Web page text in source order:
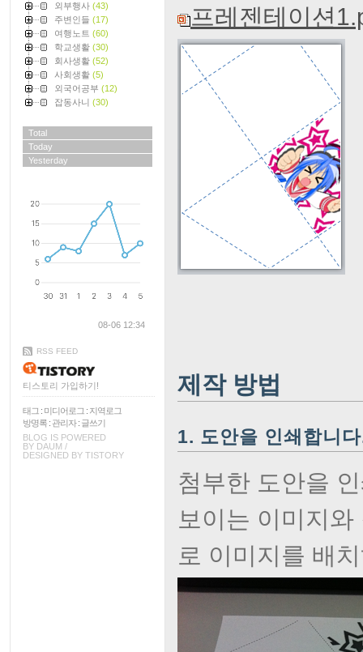
외부행사 (43)
주변인들 (17)
여행노트 (60)
학교생활 (30)
회사생활 (52)
사회생활 (5)
외국어공부 (12)
잡동사니 (30)
Total
Today
Yesterday
08-06 12:34
RSS FEED
티스토리 가입하기!
태그 : 미디어로그 : 지역로그
방명록 : 관리자: 글쓰기
BLOG IS POWERED
BY DAUM /
DESIGNED BY TISTORY
프레젠테이션
제작 방법
1. 도안을 인쇄합니
첨부한 도안을
보이는 이미지
로 이미지를 배